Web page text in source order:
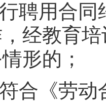
行聘用合
经教育
形的；
符合《劳